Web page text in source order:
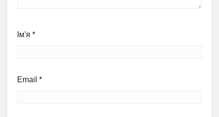
Ім'я *
Email *